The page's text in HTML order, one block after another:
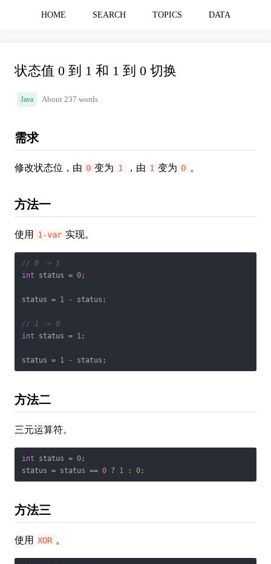
HOME SEARCH TOPICS DATA
状态值 0 到 1 和 1 到 0 切换
Java About 237 words
需求
修改状态位，由 0 变为 1 ，由 1 变为 0 。
方法一
使用 1-var 实现。
// 0 -> 1
int status = 0;
status = 1 - status;
// 1 -> 0
int status = 1;
status = 1 - status;
方法二
三元运算符。
int status = 0;
status = status == 0 ? 1 : 0;
方法三
使用 XOR 。